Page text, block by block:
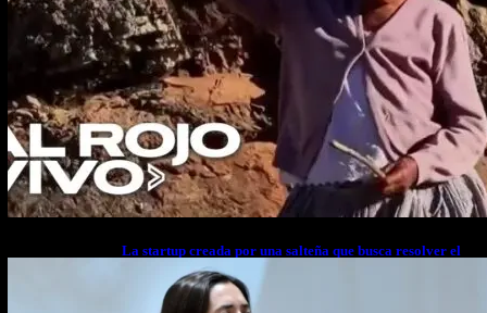
La startup creada por una salteña que busca resolver el
estrés financiero en Latinoamérica